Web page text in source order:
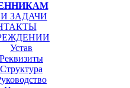
ЗАДАЧИ
Устав
Реквизиты
Структура